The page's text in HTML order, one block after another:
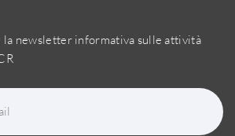
newsletter informativa sulle attività